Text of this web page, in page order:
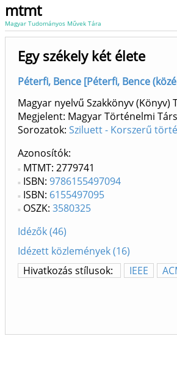
mtmt
Magyar Tudományos Művek Tára
Egy székely két élete
Péterfi, Bence [Péterfi, Bence
Magyar nyelvű Szakkönyv (Könyv)
Megjelent: Magyar Történelmi
Sorozatok: Sziluett - Korszerű
Azonosítók
MTMT: 2779741
ISBN: 9786155497094
ISBN: 6155497095
OSZK: 3580325
Idézők (46)
Idézett közlemények (16)
Hivatkozás stílusok:
IEEE